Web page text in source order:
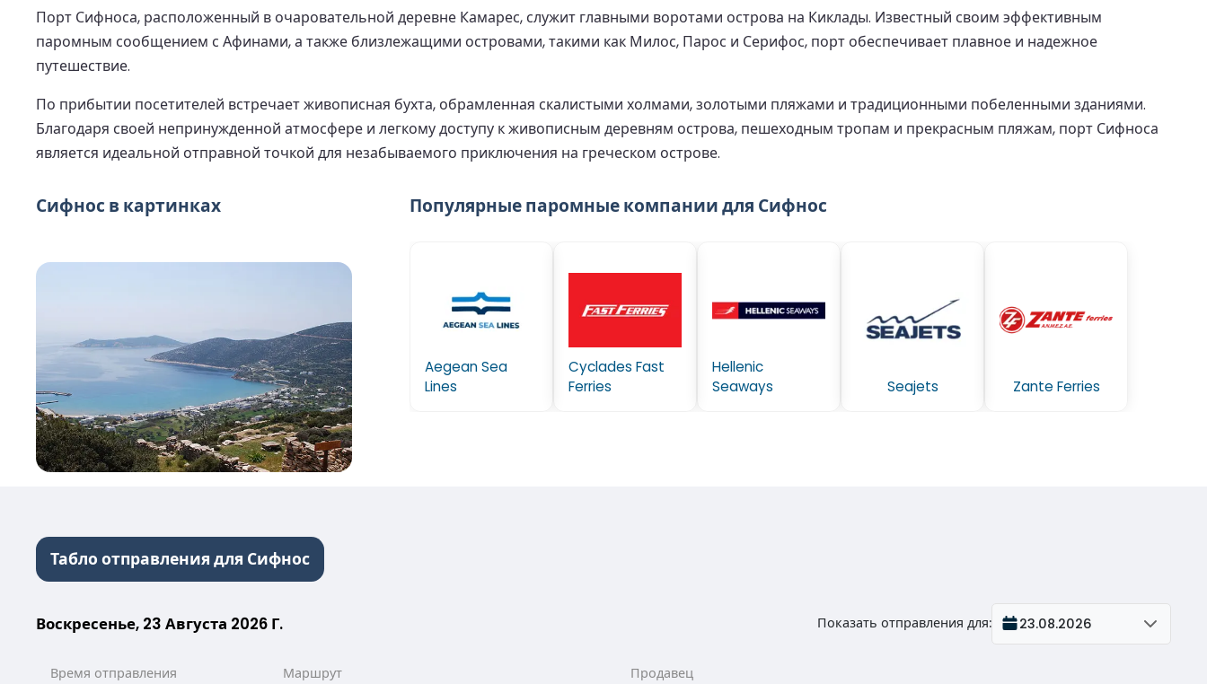
Порт Сифноса, расположенный в очаровательной деревне Камарес, служит главными воротами острова на Киклады. Известный своим эффективным
паромным сообщением с Афинами, а также близлежащими островами, такими как Милос, Парос и Серифос, порт обеспечивает плавное и надежное
путешествие.
По прибытии посетителей встречает живописная бухта, обрамленная скалистыми холмами, золотыми пляжами и традиционными побеленными зданиями.
Благодаря своей непринужденной атмосфере и легкому доступу к живописным деревням острова, пешеходным тропам и прекрасным пляжам, порт Сифноса
является идеальной отправной точкой для незабываемого приключения на греческом острове.
Сифнос в картинках Популярные паромные компании для Сифнос
Aegean Sea
Lines
Cyclades Fast
Ferries
Hellenic
Seaways
Seajets Zante Ferries
Табло отправления для Сифнос
Воскресенье, 23 Августа 2026 Г. Показать отправления для: 23.08.2026
Время отправления Маршрут Продавец